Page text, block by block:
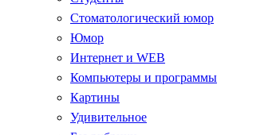
Стоматологический юмор
Юмор
Интернет и WEB
Компьютеры и программы
Картины
Удивительное